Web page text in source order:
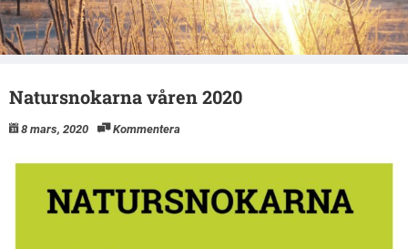
Intressegrupper
Klimatsmart i Luleå
Natursnokarna våren 2020
8 mars, 2020 Kommentera